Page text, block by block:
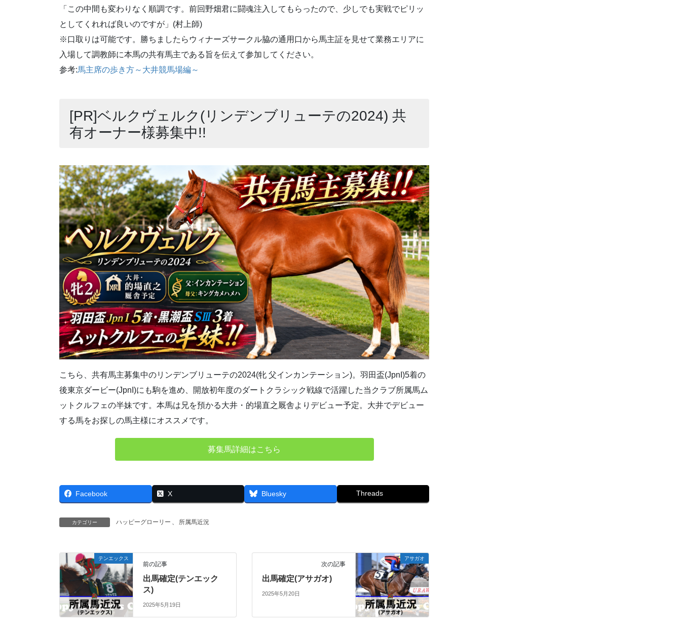
「この中間も変わりなく順調です。前回野畑君に闘魂注入してもらったので、少しでも実戦でピリッ
としてくれれば良いのですが」(村上師)
※口取りは可能です。勝ちましたらウィナーズサークル脇の通用口から馬主証を見せて業務エリアに
入場して調教師に本馬の共有馬主である旨を伝えて参加してください。
参考:馬主席の歩き方～大井競馬場編～
[PR]ベルクヴェルク(リンデンブリューテの2024) 共
有オーナー様募集中!!
こちら、共有馬主募集中のリンデンブリューテの2024(牝 父インカンテーション)。羽田盃(JpnI)5着の
後東京ダービー(JpnI)にも駒を進め、開放初年度のダートクラシック戦線で活躍した当クラブ所属馬ム
ットクルフェの半妹です。本馬は兄を預かる大井・的場直之厩舎よりデビュー予定。大井でデビュー
する馬をお探しの馬主様にオススメです。
募集馬詳細はこちら
Facebook X Bluesky Threads
カテゴリー ハッピーグローリー 、 所属馬近況
テンエックス
前の記事
出馬確定(テンエック
ス)
2025年5月19日
アサガオ
次の記事
出馬確定(アサガオ)
2025年5月20日